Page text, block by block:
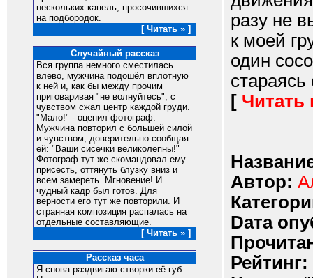
нескольких капель, просочившихся
на подбородок.
[ Читать » ]
Случайный рассказ
Вся группа немного сместилась
влево, мужчина подошёл вплотную
к ней и, как бы между прочим
приговаривая "не волнуйтесь", с
чувством сжал центр каждой груди.
"Мало!" - оценил фотограф.
Мужчина повторил с большей силой
и чувством, доверительно сообщая
ей: "Ваши сисечки великолепны!"
Фотограф тут же скомандовал ему
присесть, оттянуть блузку вниз и
всем замереть. Мгновение! И
чудный кадр был готов. Для
верности его тут же повторили. И
странная композиция распалась на
отдельные составляющие.
[ Читать » ]
Рассказ часа
Я снова раздвигаю створки её губ.
разу не
к моей
один
[ Читать
Автор:
Dата
Рейтинг: